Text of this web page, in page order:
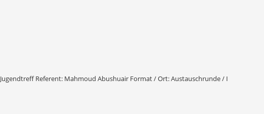
Jugendtreff Referent: Mahmoud Abushuair Format / Ort: Austauschrunde / IGE, Am